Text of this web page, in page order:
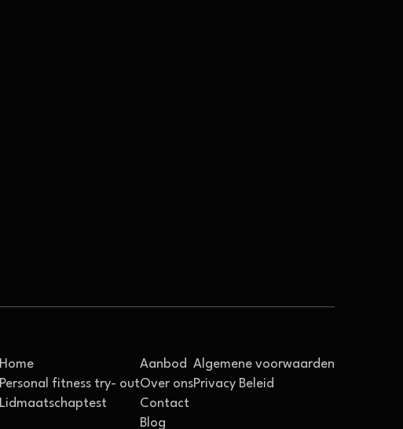
Home
Personal fitness try- out
Lidmaatschaptest
Aanbod
Over ons
Contact
Blog
Algemene voorwaarden
Privacy Beleid